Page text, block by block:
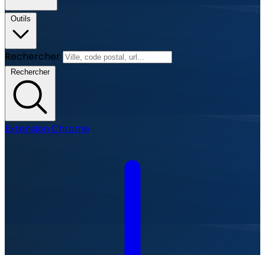
Outils
Rechercher
Rechercher
Extension Chrome